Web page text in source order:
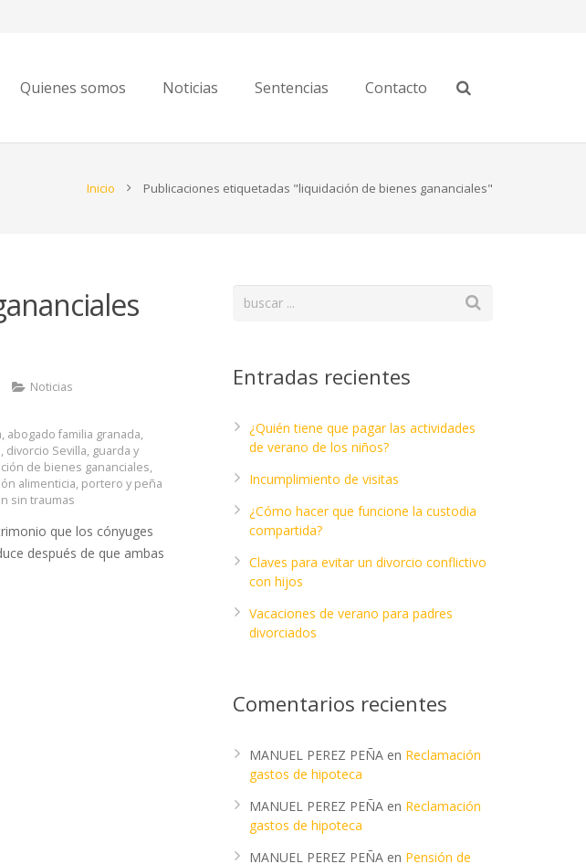
Quienes somos Noticias Sentencias Contacto
Inicio Publicaciones etiquetadas "liquidación de bienes gananciales"
Noticias
, abogado familia granada,
, divorcio Sevilla, guarda y
de bienes gananciales,
alimenticia, portero y peña
sin traumas
que los cónyuges
después de que ambas
Entradas recientes
¿Quién tiene que pagar las actividades
de verano de los niños?
Incumplimiento de visitas
¿Cómo hacer que funcione la custodia
compartida?
Claves para evitar un divorcio conflictivo
con hijos
Vacaciones de verano para padres
divorciados
Comentarios recientes
MANUEL PEREZ PEÑA en Reclamación
gastos de hipoteca
MANUEL PEREZ PEÑA en Reclamación
gastos de hipoteca
MANUEL PEREZ PEÑA en Pensión de